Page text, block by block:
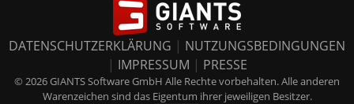
DATENSCHUTZERKLÄRUNG | NUTZUNGSBEDINGUNGEN
| IMPRESSUM | PRESSE
© 2026 GIANTS Software GmbH Alle Rechte vorbehalten. Alle anderen
Warenzeichen sind das Eigentum ihrer jeweiligen Besitzer.